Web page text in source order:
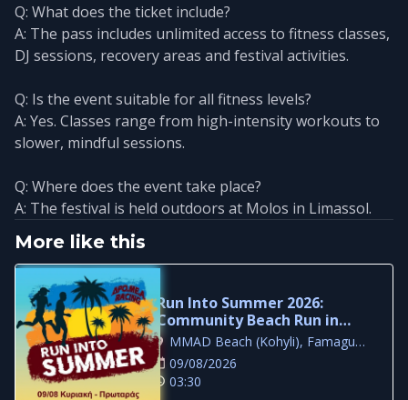
Q: What does the ticket include?
A: The pass includes unlimited access to fitness classes,
DJ sessions, recovery areas and festival activities.
Q: Is the event suitable for all fitness levels?
A: Yes. Classes range from high-intensity workouts to
slower, mindful sessions.
Q: Where does the event take place?
A: The festival is held outdoors at Molos in Limassol.
More like this
Run Into Summer 2026:
Community Beach Run in
Protaras
MMAD Beach (Kohyli), Famagusta
09/08/2026
03:30